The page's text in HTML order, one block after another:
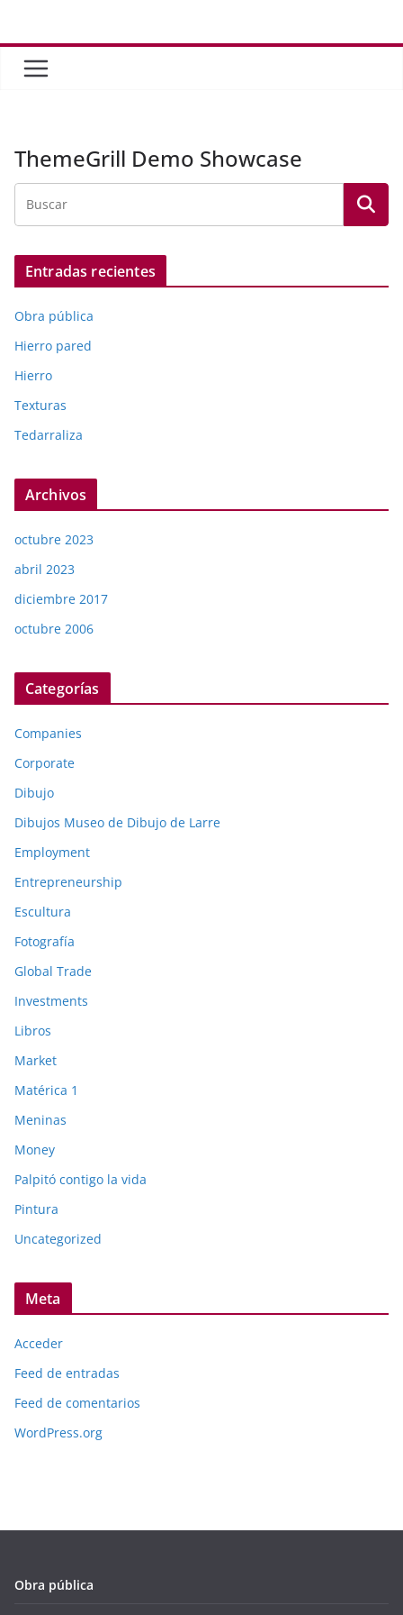
contenido
ThemeGrill Demo Showcase
Entradas recientes
Obra pública
Hierro pared
Hierro
Texturas
Tedarraliza
Archivos
octubre 2023
abril 2023
diciembre 2017
octubre 2006
Categorías
Companies
Corporate
Dibujo
Dibujos Museo de Dibujo de Larre
Employment
Entrepreneurship
Escultura
Fotografía
Global Trade
Investments
Libros
Market
Matérica 1
Meninas
Money
Palpitó contigo la vida
Pintura
Uncategorized
Meta
Acceder
Feed de entradas
Feed de comentarios
WordPress.org
Obra pública